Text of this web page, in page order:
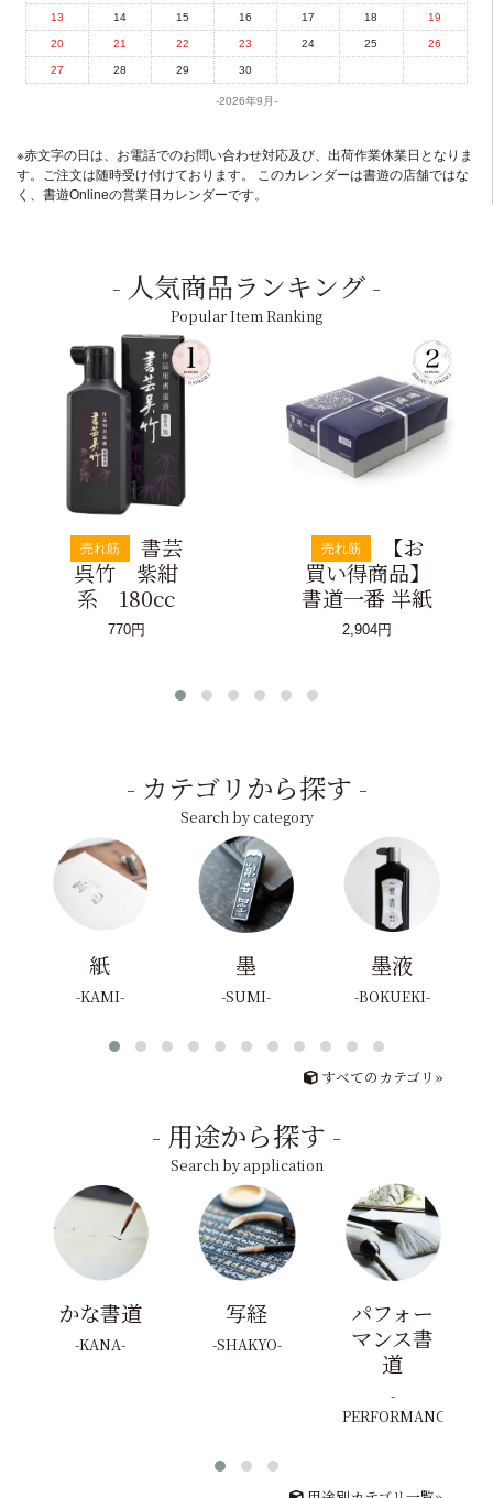
2026年9月
13 14 15 16 17 18 19
20 21 22 23 24 25 26
27 28 29 30
※赤文字の日は、お電話でのお問い合わせ対応及び、出荷作業休業日となりま
す。ご注文は随時受け付けております。 このカレンダーは書遊の店舗ではな
く、書遊Onlineの営業日カレンダーです。
人気商品ランキング
Popular Item Ranking
売れ筋
書芸
呉竹 紫紺
系 180cc
770円
売れ筋
【お
買い得商品】
書道一番 半紙
2,904円
カテゴリから探す
Search by category
紙
KAMI
墨
SUMI
墨液
BOKUEKI
すべてのカテゴリ»
用途から探す
Search by application
かな書道
KANA
写経
SHAKYO
パフォー
マンス書
道
PERFORMANCE